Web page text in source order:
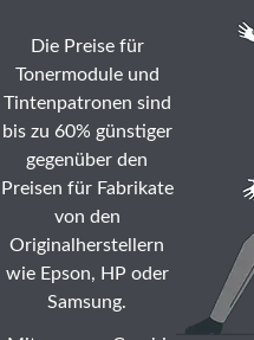
Die Preise für
Tonermodule und
Tintenpatronen sind
bis zu 60% günstiger
gegenüber den
Preisen für Fabrikate
von den
Originalherstellern
wie Epson, HP oder
Samsung.